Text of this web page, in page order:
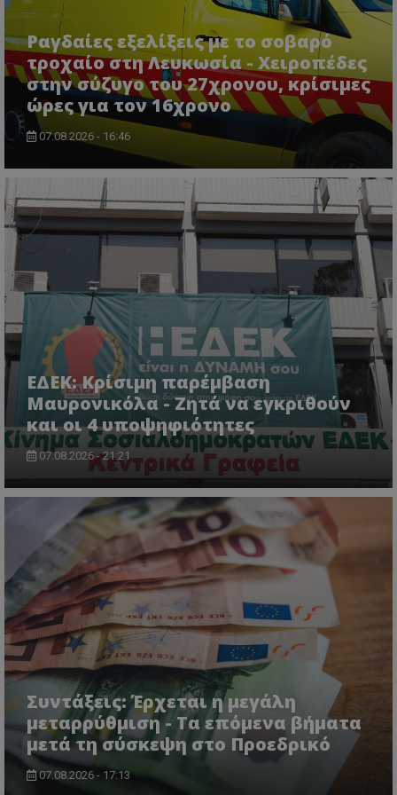
Ραγδαίες εξελίξεις με το σοβαρό
τροχαίο στη Λευκωσία - Χειροπέδες
στην σύζυγο του 27χρονου, κρίσιμες
ώρες για τον 16χρονο
07.08.2026 - 16:46
ΕΔΕΚ: Κρίσιμη παρέμβαση
Μαυρονικόλα - Ζητά να εγκριθούν
και οι 4 υποψηφιότητες
07.08.2026 - 21:21
Συντάξεις: Έρχεται η μεγάλη
μεταρρύθμιση - Τα επόμενα βήματα
μετά τη σύσκεψη στο Προεδρικό
07.08.2026 - 17:13
Προμηθευτής
Πεδίο
usprivacy
.lifenewscy.tothemaonline.com
ASP.NET_SessionId
Microsoft Corporation
VISITOR_PRIVACY_METADATA
YouTube
.youtube.com